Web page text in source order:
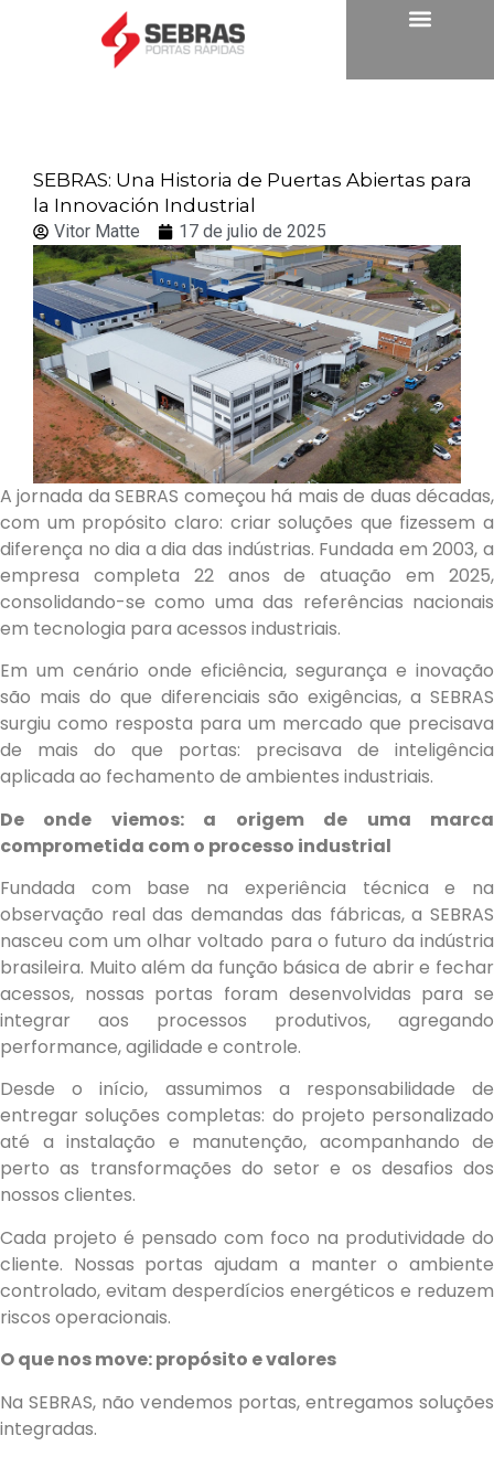
SEBRAS: Una Historia de Puertas Abiertas para
la Innovación Industrial
Vitor Matte 17 de julio de 2025
A jornada da SEBRAS começou há mais de duas décadas,
com um propósito claro: criar soluções que fizessem a
diferença no dia a dia das indústrias. Fundada em 2003, a
empresa completa 22 anos de atuação em 2025,
consolidando-se como uma das referências nacionais
em tecnologia para acessos industriais.
Em um cenário onde eficiência, segurança e inovação
são mais do que diferenciais são exigências, a SEBRAS
surgiu como resposta para um mercado que precisava
de mais do que portas: precisava de inteligência
aplicada ao fechamento de ambientes industriais.
De onde viemos: a origem de uma marca
comprometida com o processo industrial
Fundada com base na experiência técnica e na
observação real das demandas das fábricas, a SEBRAS
nasceu com um olhar voltado para o futuro da indústria
brasileira. Muito além da função básica de abrir e fechar
acessos, nossas portas foram desenvolvidas para se
integrar aos processos produtivos, agregando
performance, agilidade e controle.
Desde o início, assumimos a responsabilidade de
entregar soluções completas: do projeto personalizado
até a instalação e manutenção, acompanhando de
perto as transformações do setor e os desafios dos
nossos clientes.
Cada projeto é pensado com foco na produtividade do
cliente. Nossas portas ajudam a manter o ambiente
controlado, evitam desperdícios energéticos e reduzem
riscos operacionais.
O que nos move: propósito e valores
Na SEBRAS, não vendemos portas, entregamos soluções
integradas.